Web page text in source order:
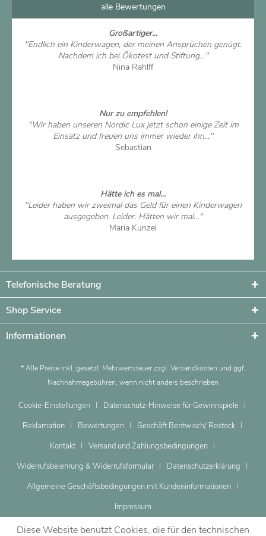
alle Bewertungen
Großartiger...
"Endlich ein Kinderwagen, der meinen Ansprüchen genügt.
Nachdem ich bei Ökotest und Stiftung..."
Nina Rahlff
Nur zu empfehlen!
"Wir haben unseren Nordic Lux jetzt schon einige Zeit im
Einsatz und freuen uns immer wieder ihn..."
Sebastian
Hätte ich es mal...
"Leider haben wir zweimal das Geld für einen Kinderwagen
ausgegeben. Leider. Hätten wir mal..."
Maria Kunzel
Telefonische Beratung
Shop Service
Informationen
* Alle Preise inkl. gesetzl. Mehrwertsteuer zzgl. Versandkosten und ggf.
Nachnahmegebühren, wenn nicht anders beschrieben
Cookie-Einstellungen
Datenschutz-Hinweise für Gewinnspiele
Reklamation
Bewertungen
Geschäft Bentwisch/ Rostock
Kontakt
Versand und Zahlungsbedingungen
Widerrufsbelehrung & Widerrufsformular
Datenschutzerklärung
Allgemeine Geschäftsbedingungen mit Kundeninformationen
Impressum
Diese Website benutzt Cookies, die für den technischen